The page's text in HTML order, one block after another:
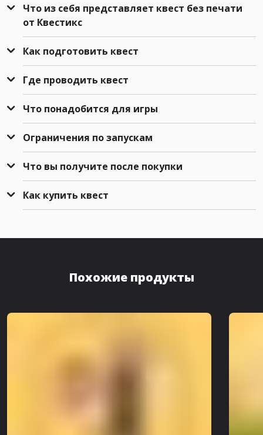
Что из себя представляет квест без печати
от Квестикс
Как подготовить квест
Где проводить квест
Что понадобится для игры
Ограничения по запускам
Что вы получите после покупки
Как купить квест
Похожие продукты